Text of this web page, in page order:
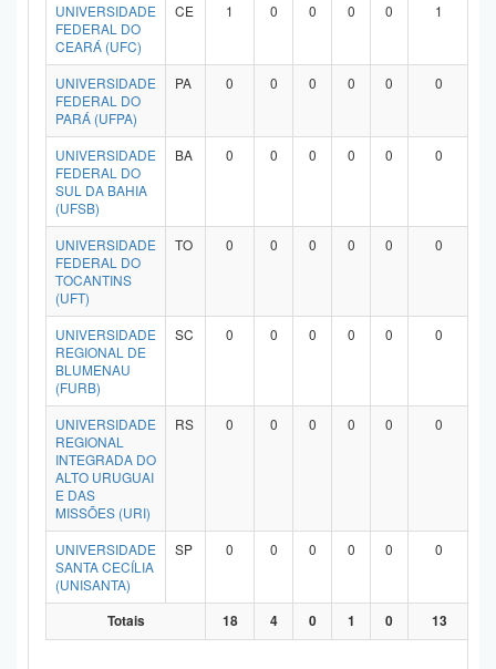
UNIVERSIDADE
FEDERAL DO
CEARÁ (UFC)
CE 1 0 0 0 0 1
UNIVERSIDADE
FEDERAL DO
PARÁ (UFPA)
PA 0 0 0 0 0 0
UNIVERSIDADE
FEDERAL DO
SUL DA BAHIA
(UFSB)
BA 0 0 0 0 0 0
UNIVERSIDADE
FEDERAL DO
TOCANTINS
(UFT)
TO 0 0 0 0 0 0
UNIVERSIDADE
REGIONAL DE
BLUMENAU
(FURB)
SC 0 0 0 0 0 0
UNIVERSIDADE
REGIONAL
INTEGRADA DO
ALTO URUGUAI
E DAS
MISSÕES (URI)
RS 0 0 0 0 0 0
UNIVERSIDADE
SANTA CECÍLIA
(UNISANTA)
SP 0 0 0 0 0 0
Totais 18 4 0 1 0 13